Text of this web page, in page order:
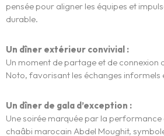
Centres
pensée pour aligner les équipes et
durable.
Un dîner extérieur convivial :
Un moment de partage et de connexion
Noto, favorisant les échanges informels
Un dîner de gala d’exception :
Une soirée marquée par la
chaâbi marocain Abdel Moughit,